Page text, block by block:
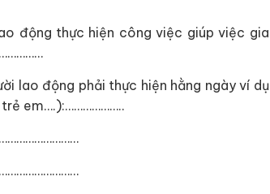
động thực hiện công việc giúp việc gia
lao động phải thực hiện hằng ngày ví dụ
trẻ em….):………………..